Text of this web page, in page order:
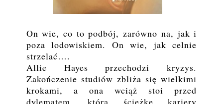
On wie, co to podbój, zarówno na, jak i
poza lodowiskiem. On wie, jak celnie
strzelać….
Allie Hayes przechodzi kryzys.
Zakończenie studiów zbliża się wielkimi
krokami, a ona wciąż stoi przed
dylematem, którą ścieżkę kariery